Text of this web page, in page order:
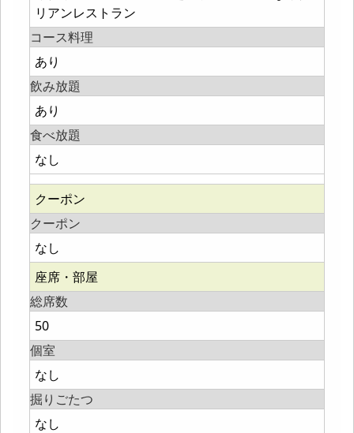
リアンレストラン
コース料理
あり
飲み放題
あり
食べ放題
なし
クーポン
クーポン
なし
座席・部屋
総席数
50
個室
なし
掘りごたつ
なし